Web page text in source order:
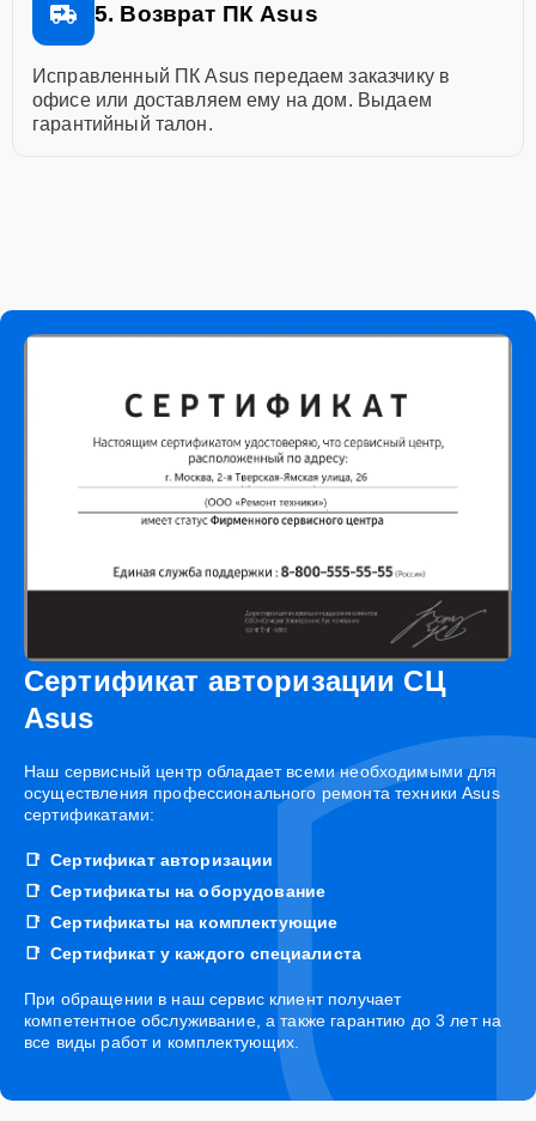
5. Возврат ПК Asus
Исправленный ПК Asus передаем заказчику в
офисе или доставляем ему на дом. Выдаем
гарантийный талон.
Сертификат авторизации СЦ
Asus
Наш сервисный центр обладает всеми необходимыми для
осуществления профессионального ремонта техники Asus
сертификатами:
Сертификат авторизации
Сертификаты на оборудование
Сертификаты на комплектующие
Сертификат у каждого специалиста
При обращении в наш сервис клиент получает
компетентное обслуживание, а также гарантию до 3 лет на
все виды работ и комплектующих.